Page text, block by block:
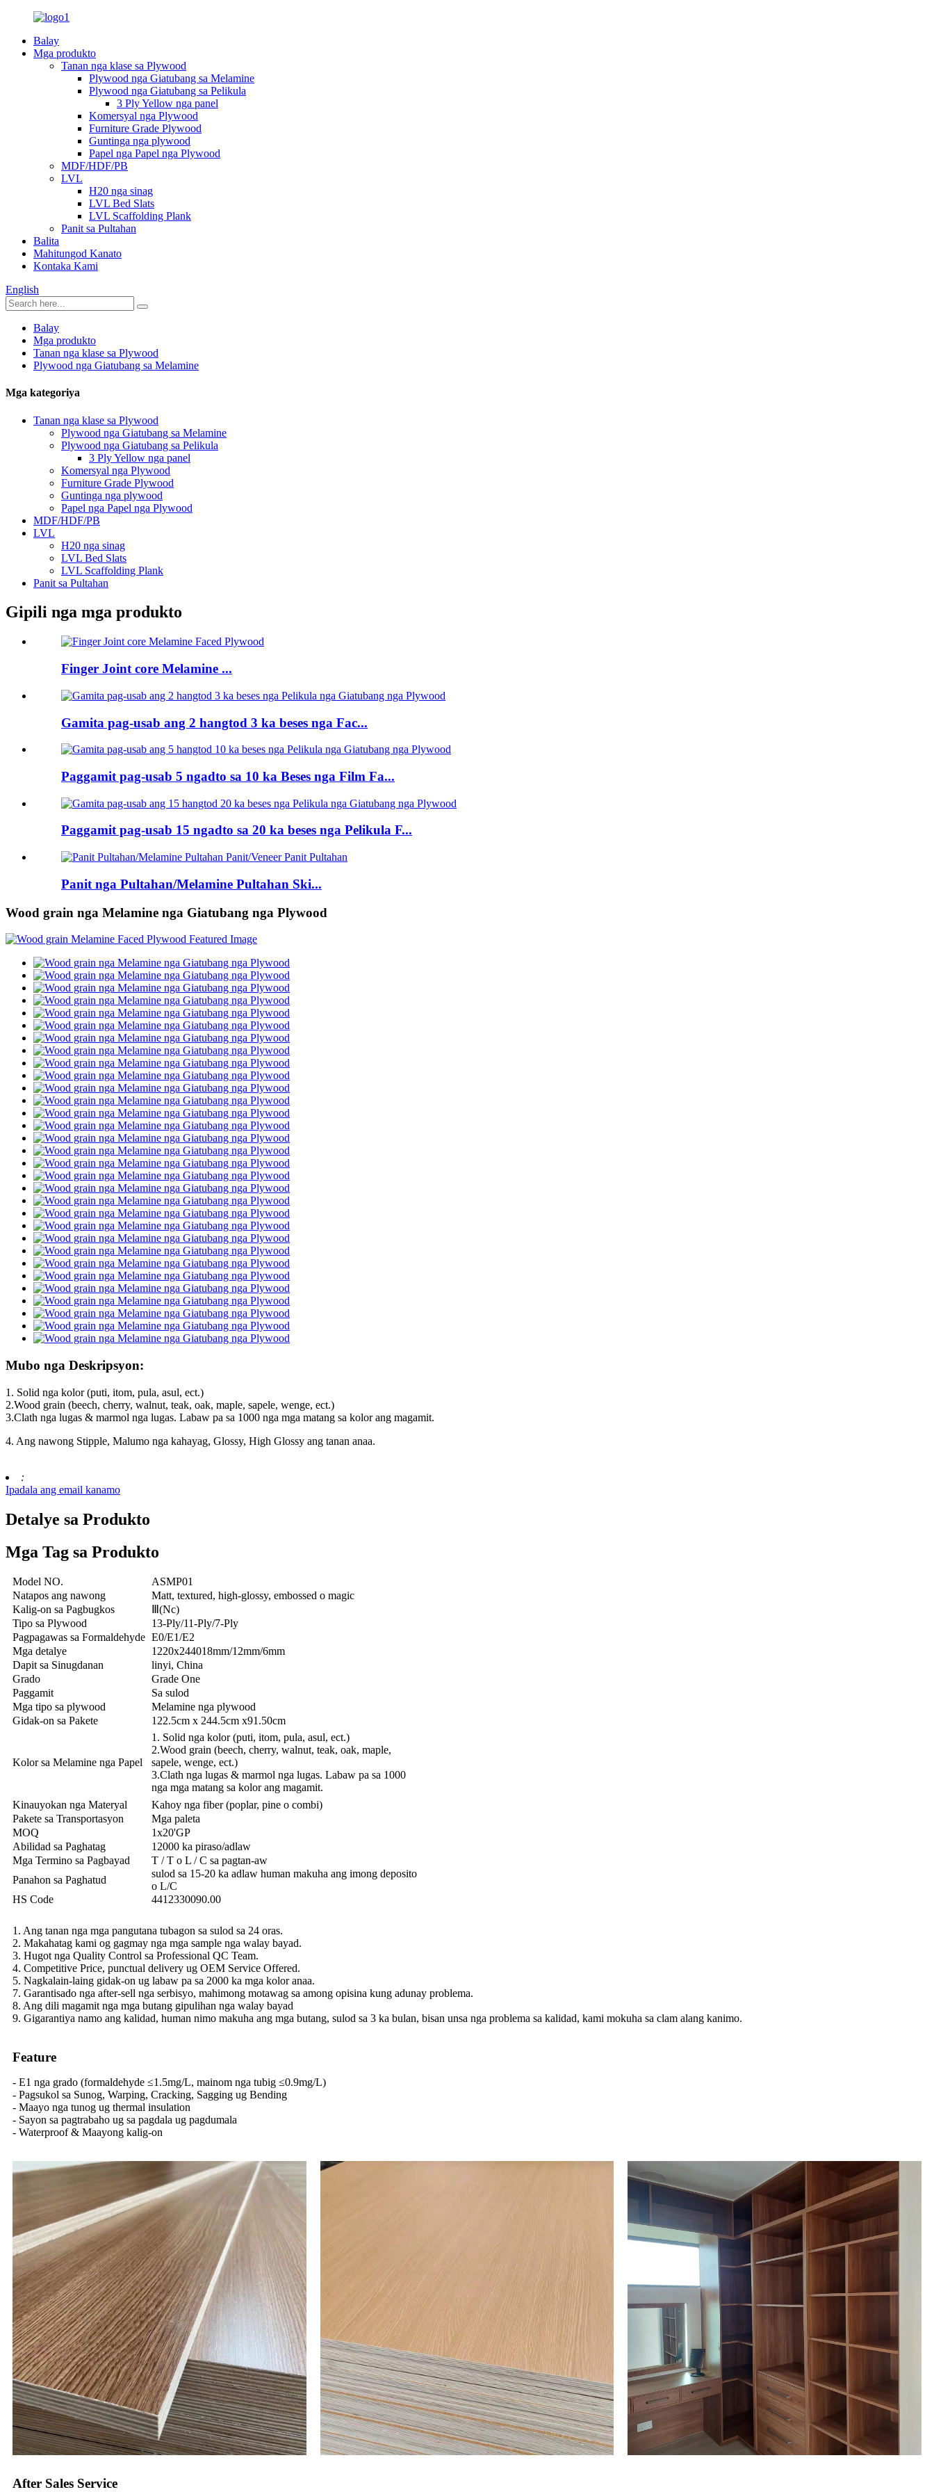
Balay
Mga produkto
Tanan nga klase sa Plywood
Plywood nga Giatubang sa Melamine
Plywood nga Giatubang sa Pelikula
3 Ply Yellow nga panel
Komersyal nga Plywood
Furniture Grade Plywood
Guntinga nga plywood
Papel nga Papel nga Plywood
MDF/HDF/PB
LVL
H20 nga sinag
LVL Bed Slats
LVL Scaffolding Plank
Panit sa Pultahan
Balita
Mahitungod Kanato
Kontaka Kami
English
Balay
Mga produkto
Tanan nga klase sa Plywood
Plywood nga Giatubang sa Melamine
Mga kategoriya
Tanan nga klase sa Plywood
Plywood nga Giatubang sa Melamine
Plywood nga Giatubang sa Pelikula
3 Ply Yellow nga panel
Komersyal nga Plywood
Furniture Grade Plywood
Guntinga nga plywood
Papel nga Papel nga Plywood
MDF/HDF/PB
LVL
H20 nga sinag
LVL Bed Slats
LVL Scaffolding Plank
Panit sa Pultahan
Gipili nga mga produkto
Finger Joint core Melamine ...
Gamita pag-usab ang 2 hangtod 3 ka beses nga Fac...
Paggamit pag-usab 5 ngadto sa 10 ka Beses nga Film Fa...
Paggamit pag-usab 15 ngadto sa 20 ka beses nga Pelikula F...
Panit nga Pultahan/Melamine Pultahan Ski...
Wood grain nga Melamine nga Giatubang nga Plywood
Mubo nga Deskripsyon:
1. Solid nga kolor (puti, itom, pula, asul, ect.)
2.Wood grain (beech, cherry, walnut, teak, oak, maple, sapele, wenge, ect.)
3.Clath nga lugas & marmol nga lugas. Labaw pa sa 1000 nga mga matang sa kolor ang magamit.
4. Ang nawong Stipple, Malumo nga kahayag, Glossy, High Glossy ang tanan anaa.
:
Ipadala ang email kanamo
Detalye sa Produkto
Mga Tag sa Produkto
Model NO.
ASMP01
Natapos ang nawong
Matt, textured, high-glossy, embossed o magic
Kalig-on sa Pagbugkos
Ⅲ(Nc)
Tipo sa Plywood
13-Ply/11-Ply/7-Ply
Pagpagawas sa Formaldehyde E0/E1/E2
Mga detalye
1220x244018mm/12mm/6mm
Dapit sa Sinugdanan
linyi, China
Grado
Grade One
Paggamit
Sa sulod
Mga tipo sa plywood
Melamine nga plywood
Gidak-on sa Pakete
122.5cm x 244.5cm x91.50cm
Kolor sa Melamine nga Papel
1. Solid nga kolor (puti, itom, pula, asul, ect.)
2.Wood grain (beech, cherry, walnut, teak, oak, maple,
sapele, wenge, ect.)
3.Clath nga lugas & marmol nga lugas. Labaw pa sa 1000
nga mga matang sa kolor ang magamit.
Kinauyokan nga Materyal
Kahoy nga fiber (poplar, pine o combi)
Pakete sa Transportasyon
Mga paleta
MOQ
1x20'GP
Abilidad sa Paghatag
12000 ka piraso/adlaw
Mga Termino sa Pagbayad
T / T o L / C sa pagtan-aw
Panahon sa Paghatud
sulod sa 15-20 ka adlaw human makuha ang imong deposito
o L/C
HS Code
4412330090.00
1. Ang tanan nga mga pangutana tubagon sa sulod sa 24 oras.
2. Makahatag kami og gagmay nga mga sample nga walay bayad.
3. Hugot nga Quality Control sa Professional QC Team.
4. Competitive Price, punctual delivery ug OEM Service Offered.
5. Nagkalain-laing gidak-on ug labaw pa sa 2000 ka mga kolor anaa.
7. Garantisado nga after-sell nga serbisyo, mahimong motawag sa among opisina kung adunay problema.
8. Ang dili magamit nga mga butang gipulihan nga walay bayad
9. Gigarantiya namo ang kalidad, human nimo makuha ang mga butang, sulod sa 3 ka bulan, bisan unsa nga problema sa kalidad, kami mokuha sa clam alang kanimo.
Feature
- E1 nga grado (formaldehyde ≤1.5mg/L, mainom nga tubig ≤0.9mg/L)
- Pagsukol sa Sunog, Warping, Cracking, Sagging ug Bending
- Maayo nga tunog ug thermal insulation
- Sayon sa pagtrabaho ug sa pagdala ug pagdumala
- Waterproof & Maayong kalig-on
After Sales Service